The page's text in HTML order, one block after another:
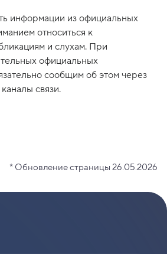
информации из официальных
относиться к
и слухам. При
официальных
сообщим об этом через
связи.
* Обновление страницы 26.05.2026